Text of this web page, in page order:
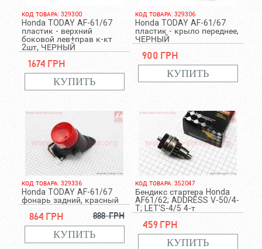
КОД ТОВАРА: 329300
Honda TODAY AF-61/67
пластик - верхний
боковой лев+прав к-кт
2шт, ЧЕРНЫЙ
1674 грн
КОД ТОВАРА: 329306
Honda TODAY AF-61/67
пластик - крыло переднее,
ЧЕРНЫЙ
900 грн
КОД ТОВАРА: 329336
Honda TODAY AF-61/67
фонарь задний, красный
864 грн 888 грн
КОД ТОВАРА: 352047
Бендикс стартера Honda
AF61/62; ADDRESS V-50/4-
T; LET'S-4/5 4-т
459 грн